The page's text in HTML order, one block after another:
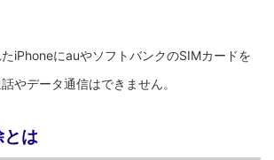
iPhoneにauやソフトバンクのSIMカードを
やデータ通信はできません。
とは